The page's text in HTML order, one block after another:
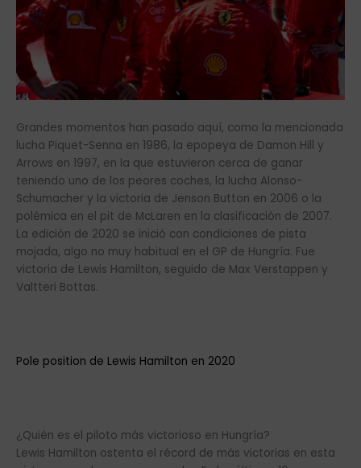
Grandes momentos han pasado aquí, como la mencionada
lucha Piquet-Senna en 1986, la epopeya de Damon Hill y
Arrows en 1997, en la que estuvieron cerca de ganar
teniendo uno de los peores coches, la lucha Alonso-
Schumacher y la victoria de Jenson Button en 2006 o la
polémica en el pit de McLaren en la clasificación de 2007.
La edición de 2020 se inició con condiciones de pista
mojada, algo no muy habitual en el GP de Hungría. Fue
victoria de Lewis Hamilton, seguido de Max Verstappen y
Valtteri Bottas.
Pole position de Lewis Hamilton en 2020
¿Quién es el piloto más victorioso en Hungría?
Lewis Hamilton ostenta el récord de más victorias en esta